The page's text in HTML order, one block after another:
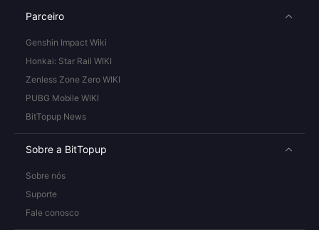
Parceiro
Genshin Impact Wiki
Honkai: Star Rail WIKI
Zenless Zone Zero WIKI
PUBG Mobile WIKI
BitTopup News
Sobre a BitTopup
Sobre nós
Suporte
Fale conosco